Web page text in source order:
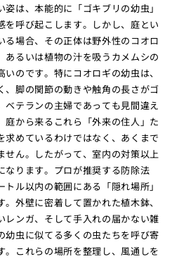
は、本能的に「ゴキブリの幼虫」
を呼び起こします。しかし、庭とい
る場合、その正体は野外性のコオロ
あるいは植物の汁を吸うカメムシの
のです。特にコオロギの幼虫は、
、脚の関節の動きや触角の長さがゴ
ベテランの主婦であっても見間違え
庭から来るこれら「外来の住人」た
求めているわけではなく、あくまで
せん。したがって、室内の対策以上
なります。プロが推奨する防除法
ル以内の範囲にある「隠れ場所」
外壁に密着して置かれた植木鉢、
レンガ、そして手入れの届かない雑
幼虫に似てる多くの虫たちを呼び寄
。これらの場所を整理し、風通しを